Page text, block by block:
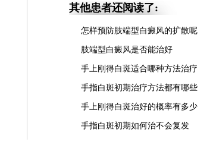
其他患者还阅读了:
怎样预防肢端型白癜风的扩散呢
肢端型白癜风是否能治好
手上刚得白斑适合哪种方法治疗
手指白斑初期治疗方法都有哪些
手上刚得白斑治好的概率有多少
手指白斑初期如何治不会复发